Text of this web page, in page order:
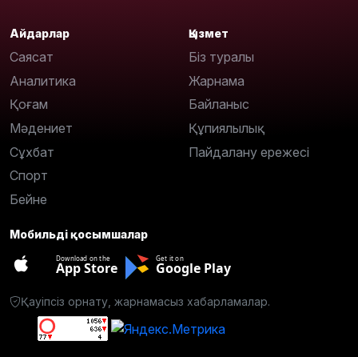
Айдарлар
Саясат
Аналитика
Қоғам
Мәдениет
Сұхбат
Спорт
Бейне
Қызмет
Біз туралы
Жарнама
Байланыс
Құпиялылық
Пайдалану ережесі
Мобильді қосымшалар
Download on the
App Store
Get it on
Google Play
Қауіпсіз орнату, жарнамасыз хабарламалар.